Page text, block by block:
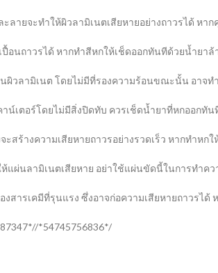
ลายจะทำให้ผิวลามิเนตเสียหายอย่างถาวรได้ ห
ปื้อนถาวรได้ หากทำสีหกให้เช็ดออกทันทีด้วยน้ำยา
ผิวลามิเนต โดยไม่มีที่รองความร้อนขณะนั้น อาจท
น์เตอร์โดยไม่มีสิ่งปิดทับ ควรเช็ดน้ำยาที่หกออกทั
สร้างความเสียหายถาวรอย่างรวดเร็ว หากทำห
ผ่นลามิเนตเสียหาย อย่าใช้แผ่นขัดนี้ในการทำค
ารเคมีที่รุนแรง ซึ่งอาจก่อความเสียหายถาวรไ
*54745756836*/